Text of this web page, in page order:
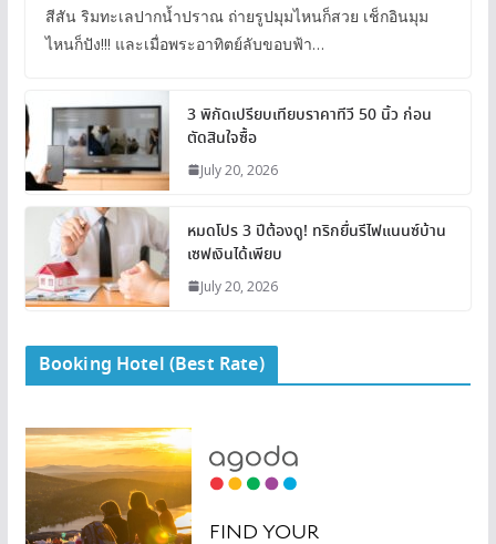
สีสัน ริมทะเลปากน้ำปราณ ถ่ายรูปมุมไหนก็สวย เช็กอินมุม
ไหนก็ปัง!!! และเมื่อพระอาทิตย์ลับขอบฟ้า…
3 พิกัดเปรียบเทียบราคาทีวี 50 นิ้ว ก่อน
ตัดสินใจซื้อ
July 20, 2026
หมดโปร 3 ปีต้องดู! ทริกยื่นรีไฟแนนซ์บ้าน
เซฟเงินได้เพียบ
July 20, 2026
Booking Hotel (Best Rate)